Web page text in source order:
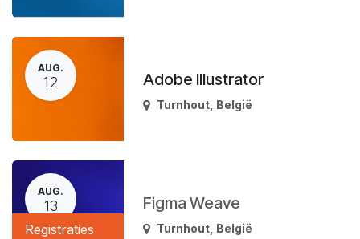
AUG.
12 Adobe Illustrator
Turnhout België
AUG.
13
Registraties
Figma Weave
Turnhout België